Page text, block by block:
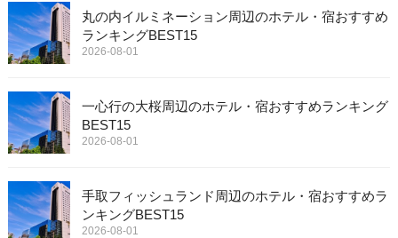
丸の内イルミネーション周辺のホテル・宿おすすめ
ランキングBEST15
2026-08-01
一心行の大桜周辺のホテル・宿おすすめランキング
BEST15
2026-08-01
手取フィッシュランド周辺のホテル・宿おすすめラ
ンキングBEST15
2026-08-01